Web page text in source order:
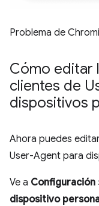
Problema de
Cómo editar
clientes de
dispositivos
Ahora puedes
User-Agent para
Ve a Configuración
dispositivo